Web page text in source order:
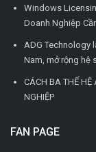
Windows
Doanh Nghiệp
ADG Technology
Nam, mở rộng hệ
CÁCH BA THẾ HỆ
NGHIỆP
FAN PAGE